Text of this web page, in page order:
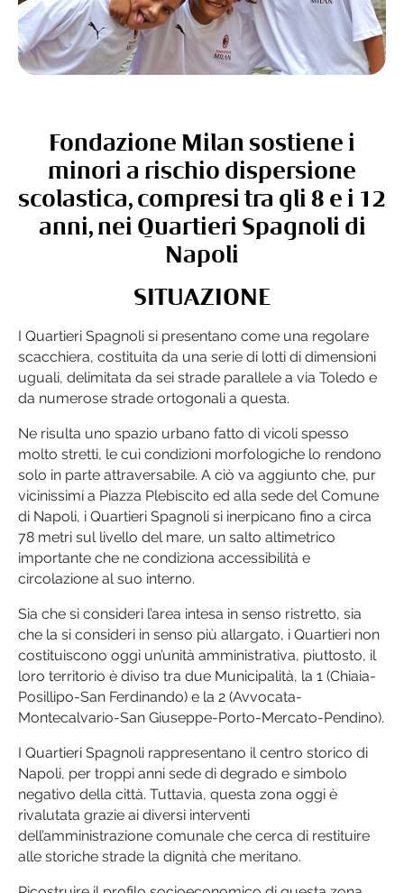
Fondazione Milan sostiene i
minori a rischio dispersione
scolastica, compresi tra gli 8 e i 12
anni, nei Quartieri Spagnoli di
Napoli
SITUAZIONE
I Quartieri Spagnoli si presentano come una regolare
scacchiera, costituita da una serie di lotti di dimensioni
uguali, delimitata da sei strade parallele a via Toledo e
da numerose strade ortogonali a questa.
Ne risulta uno spazio urbano fatto di vicoli spesso
molto stretti, le cui condizioni morfologiche lo rendono
solo in parte attraversabile. A ciò va aggiunto che, pur
vicinissimi a Piazza Plebiscito ed alla sede del Comune
di Napoli, i Quartieri Spagnoli si inerpicano fino a circa
78 metri sul livello del mare, un salto altimetrico
importante che ne condiziona accessibilità e
circolazione al suo interno.
Sia che si consideri l’area intesa in senso ristretto, sia
che la si consideri in senso più allargato, i Quartieri non
costituiscono oggi un’unità amministrativa, piuttosto, il
loro territorio è diviso tra due Municipalità, la 1 (Chiaia-
Posillipo-San Ferdinando) e la 2 (Avvocata-
Montecalvario-San Giuseppe-Porto-Mercato-Pendino).
I Quartieri Spagnoli rappresentano il centro storico di
Napoli, per troppi anni sede di degrado e simbolo
negativo della città. Tuttavia, questa zona oggi è
rivalutata grazie ai diversi interventi
dell’amministrazione comunale che cerca di restituire
alle storiche strade la dignità che meritano.